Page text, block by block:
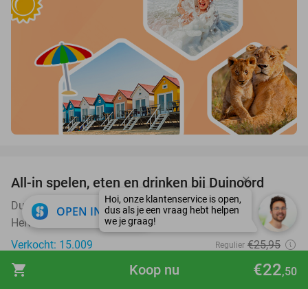
shopping_cart €22,50
Koop nu
All-in spelen, eten en drinken bij Duinoord
Duinoord 9.8star
Helvoirt
Verkocht: 15.009
Regulier €25,95
€20 ,95
OPEN IN APP close